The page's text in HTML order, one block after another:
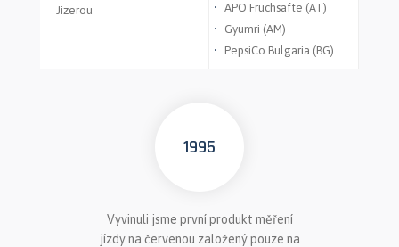
Jizerou
APO Fruchsäfte (AT)
Gyumri (AM)
PepsiCo Bulgaria (BG)
1995
Vyvinuli jsme první produkt měření
jízdy na červenou založený pouze na